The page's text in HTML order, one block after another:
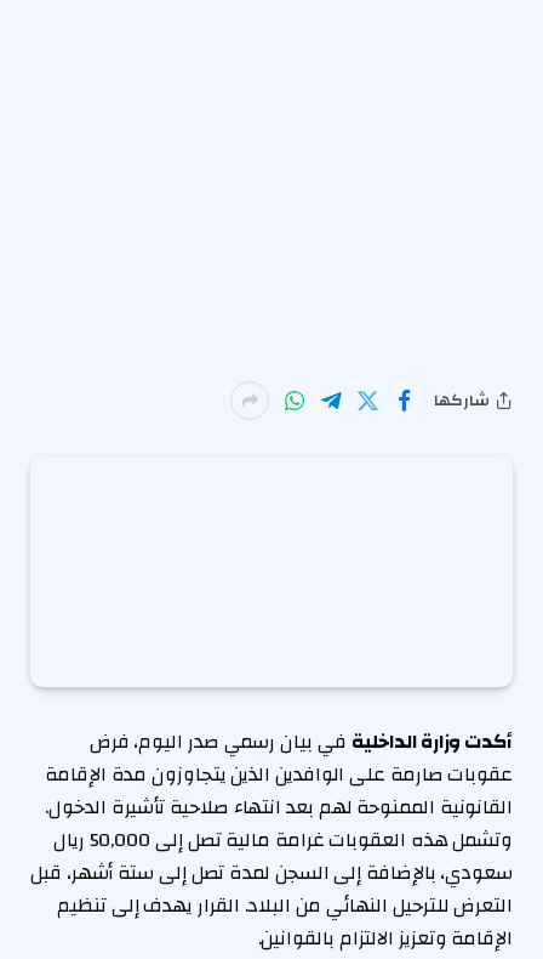
شاركها
أكدت وزارة الداخلية في بيان رسمي صدر اليوم، فرض
عقوبات صارمة على الوافدين الذين يتجاوزون مدة الإقامة
القانونية الممنوحة لهم بعد انتهاء صلاحية تأشيرة الدخول.
وتشمل هذه العقوبات غرامة مالية تصل إلى 50,000 ريال
سعودي، بالإضافة إلى السجن لمدة تصل إلى ستة أشهر، قبل
التعرض للترحيل النهائي من البلاد. القرار يهدف إلى تنظيم
الإقامة وتعزيز الالتزام بالقوانين.